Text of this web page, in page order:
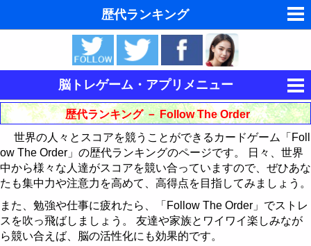
歴代ランキング
夢の夢占い
東洋・西洋占星術
ホラリー占星術
手相占いで未来診断
タロットカードで無料占い
飛星派風水で住宅開運
脳トレゲーム・アプリメニュー
集中力を鍛える
キングをたたけ
歴代ランキング
最近30日間のランキング
Follow The Order
歴代ランキング
最近30日間のランキング
記憶力を鍛える
神経衰弱
論理力を鍛える
歴代ランキング － Follow The Order
世界の人々とスコアを競うことができるカードゲーム「Foll
ow The Order」の歴代ランキングのページです。 日々、世界
中から様々な人達がスコアを競い合っていますので、ぜひあな
たも集中力や注意力を高めて、高得点を目指してみましょう。
また、勉強や仕事に疲れたら、「Follow The Order」でストレ
スを吹っ飛ばしましょう。 友達や家族とワイワイ楽しみなが
ら競い合えば、脳の活性化にも効果的です。